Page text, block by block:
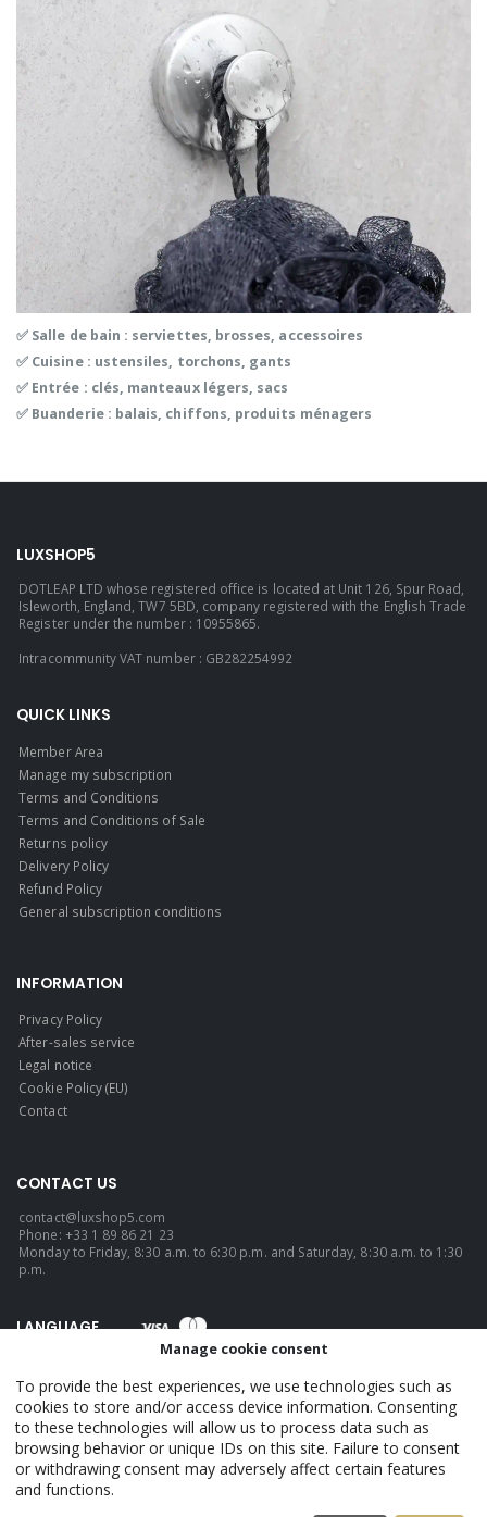
✅ Salle de bain : serviettes, brosses, accessoires
✅ Cuisine : ustensiles, torchons, gants
✅ Entrée : clés, manteaux légers, sacs
✅ Buanderie : balais, chiffons, produits ménagers
LUXSHOP5
DOTLEAP LTD whose registered office is located at Unit 126, Spur Road,
Isleworth, England, TW7 5BD, company registered with the English Trade
Register under the number : 10955865.
Intracommunity VAT number : GB282254992
QUICK LINKS
Member Area
Manage my subscription
Terms and Conditions
Terms and Conditions of Sale
Returns policy
Delivery Policy
Refund Policy
General subscription conditions
INFORMATION
Privacy Policy
After-sales service
Legal notice
Cookie Policy (EU)
Contact
CONTACT US
contact@luxshop5.com
Phone: +33 1 89 86 21 23
Monday to Friday, 8:30 a.m. to 6:30 p.m. and Saturday, 8:30 a.m. to 1:30
p.m.
LANGUAGE
LuxShop5 - Official. © 2026. ALL RIGHTS RESERVED.
Manage cookie consent
To provide the best experiences, we use technologies such as
cookies to store and/or access device information. Consenting
to these technologies will allow us to process data such as
browsing behavior or unique IDs on this site. Failure to consent
or withdrawing consent may adversely affect certain features
and functions.